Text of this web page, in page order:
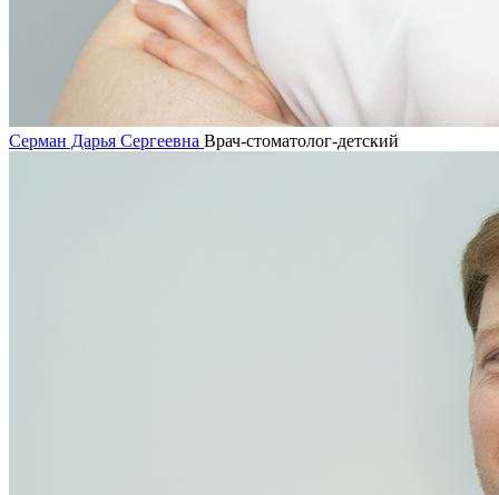
Серман Дарья Сергеевна Врач-стоматолог-детский